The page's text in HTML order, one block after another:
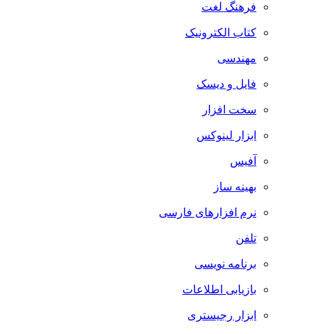
فرهنگ لغت
کتاب الکترونیک
مهندسی
فایل و دیسک
سخت افزار
ابزار لینوکس
آفیس
بهینه ساز
نرم افزارهای فارسی
تلفن
برنامه نویسی
بازیابی اطلاعات
ابزار رجیستری